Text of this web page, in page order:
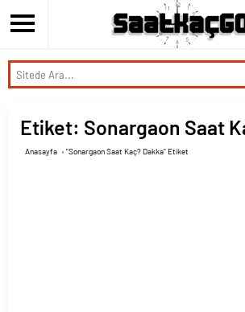
Etiket: Sonargaon Saat
Anasayfa › "Sonargaon Saat Kaç? Dakka" Etiket